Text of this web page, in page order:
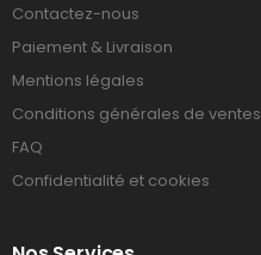
Contactez-nous
Paiement & Livraison
Mentions légales
Conditions générales de ventes
FAQ
Confidentialité et cookies